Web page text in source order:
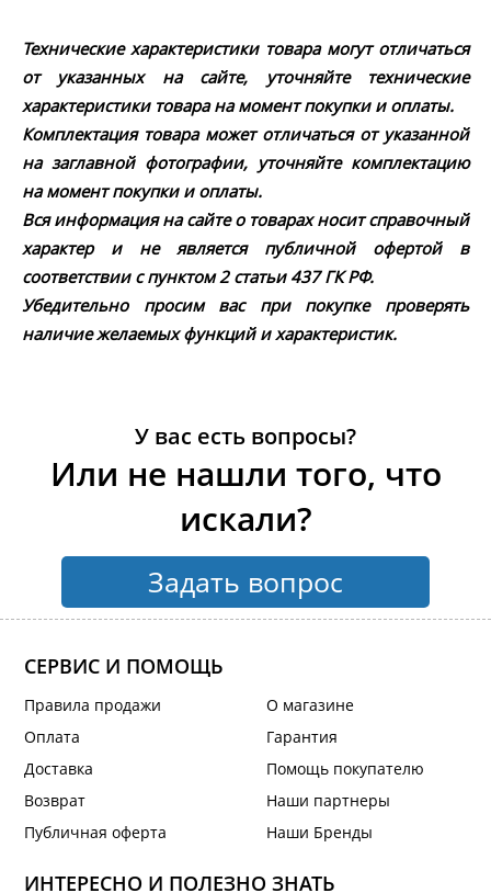
Технические характеристики товара могут отличаться
от указанных на сайте, уточняйте технические
характеристики товара на момент покупки и оплаты.
Комплектация товара может отличаться от указанной
на заглавной фотографии, уточняйте комплектацию
на момент покупки и оплаты.
Вся информация на сайте о товарах носит справочный
характер и не является публичной офертой в
соответствии с пунктом 2 статьи 437 ГК РФ.
Убедительно просим вас при покупке проверять
наличие желаемых функций и характеристик.
У вас есть вопросы?
Или не нашли того, что
искали?
Задать вопрос
СЕРВИС И ПОМОЩЬ
Правила продажи
Оплата
Доставка
Возврат
Публичная оферта
О магазине
Гарантия
Помощь покупателю
Наши партнеры
Наши Бренды
ИНТЕРЕСНО И ПОЛЕЗНО ЗНАТЬ